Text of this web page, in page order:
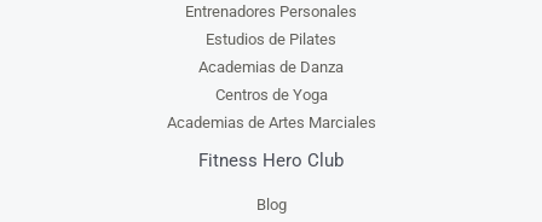
Entrenadores Personales
Estudios de Pilates
Academias de Danza
Centros de Yoga
Academias de Artes Marciales
Fitness Hero Club
Blog